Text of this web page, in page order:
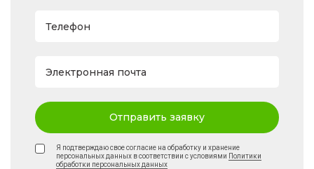
Телефон
Электронная почта
Отправить заявку
Я подтверждаю свое согласие на обработку и хранение
персональных данных в соответствии с условиями Политики
обработки персональных данных